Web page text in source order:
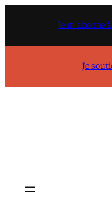
Je m’abonne
Je